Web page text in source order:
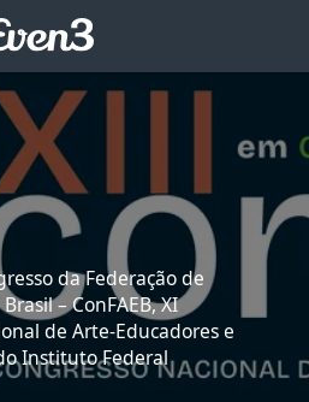
da Federação de
– ConFAEB, XI
de Arte-Educadores e
Instituto Federal